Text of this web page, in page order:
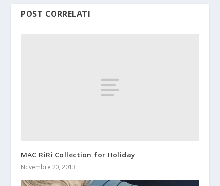
POST CORRELATI
MAC RiRi Collection for Holiday
Novembre 20, 2013